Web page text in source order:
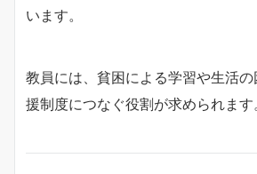
います。
教員には、貧困による学習や生活
援制度につなぐ役割が求められます